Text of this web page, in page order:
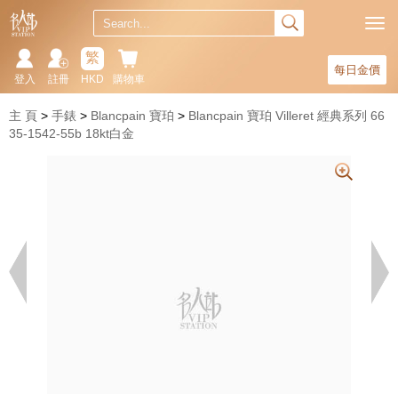
每日金價
購物車
繁
HKD
註冊
登入
主 頁 手錶 Blancpain 寶珀
Blancpain 寶珀 Villeret 經典系列 66
35-1542-55b 18kt白金